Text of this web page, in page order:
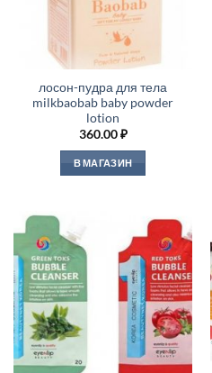
лосон-пудра для тела
milkbaobab baby powder
lotion
360.00₽
В МАГАЗИН